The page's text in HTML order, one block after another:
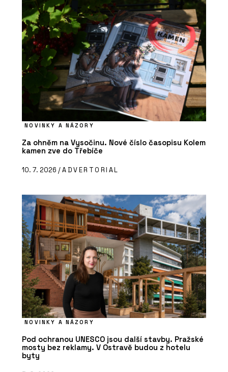
NOVINKY A NÁZORY
Za ohněm na Vysočinu. Nové číslo časopisu Kolem
kamen zve do Třebíče
10. 7. 2026 /ADVERTORIAL
NOVINKY A NÁZORY
Pod ochranou UNESCO jsou další stavby. Pražské
mosty bez reklamy. V Ostravě budou z hotelu
byty